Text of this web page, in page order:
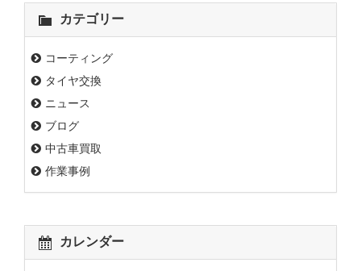
カテゴリー
コーティング
タイヤ交換
ニュース
ブログ
中古車買取
作業事例
カレンダー